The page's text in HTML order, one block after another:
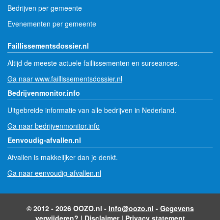
Bedrijven per gemeente
Evenementen per gemeente
Faillissementsdossier.nl
Altijd de meeste actuele faillissementen en surseances.
Ga naar www.faillissementsdossier.nl
Bedrijvenmonitor.info
Uitgebreide informatie van alle bedrijven in Nederland.
Ga naar bedrijvenmonitor.info
Eenvoudig-afvallen.nl
Afvallen is makkelijker dan je denkt.
Ga naar eenvoudig-afvallen.nl
© 2012 - 2026 OOZO.nl - info@oozo.nl - Gegevens
verwijderen? | Disclaimer| Privacy statement